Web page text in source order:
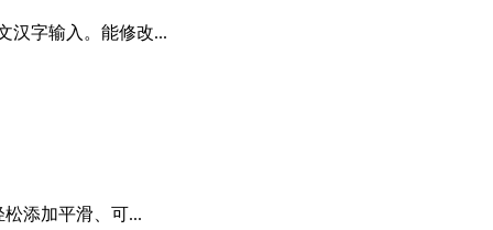
汉字输入。能修改...
添加平滑、可...